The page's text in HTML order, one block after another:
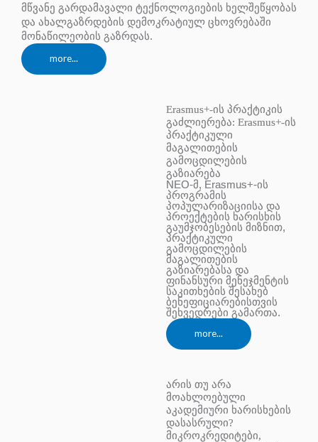
მწვანე გარდამავალი ტექნოლოგიების ხელშეწყობას
და ახალგაზრდების დემოკრატიულ ცხოვრებაში
მონაწილეობის გაზრდას.
more...
Erasmus+-ის პრაქტიკის
გაძლიერება: Erasmus+-ის
პრაქტიკული
მაგალითების
გამოცდილების
გაზიარება
NEO-მ, Erasmus+-ის
პროგრამის
პოპულარიზაციისა და
პროექტების ხარისხის
გაუმჯობესების მიზნით,
პრაქტიკული
გამოცდილების
მაგალითების
გაზიარებასა და
ფინანსური მენეჯმენტის
საკითხების შესახებ
ბენეფიციარებისთვის
შეხვედრები გამართა.
more...
არის თუ არა
მოახლოებული
აკადემიური ხარისხების
დასასრული?
მიკროკრედიტები,